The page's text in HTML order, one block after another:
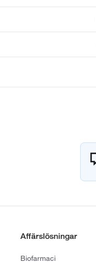
Affärslösningar
Biofarmaci